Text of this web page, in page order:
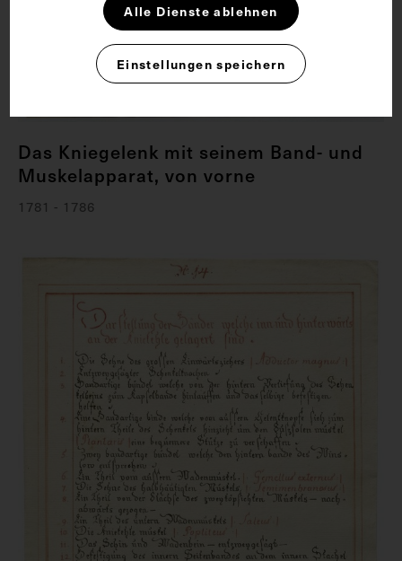
Das Kniegelenk mit seinem Band- und
Muskelapparat, von vorne
1781 - 1786
Alle Dienste ablehnen
Einstellungen speichern